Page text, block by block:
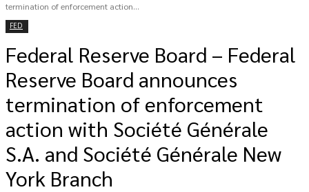
termination of enforcement action...
FED
Federal Reserve Board – Federal
Reserve Board announces
termination of enforcement
action with Société Générale
S.A. and Société Générale New
York Branch